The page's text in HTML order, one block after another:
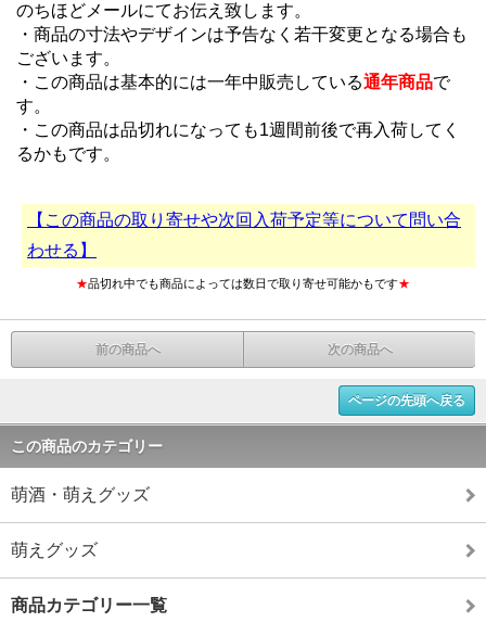
のちほどメールにてお伝え致します。
・商品の寸法やデザインは予告なく若干変更となる場合も
ございます。
・この商品は基本的には一年中販売している通年商品で
す。
・この商品は品切れになっても1週間前後で再入荷してく
るかもです。
【この商品の取り寄せや次回入荷予定等について問い合
わせる】
★品切れ中でも商品によっては数日で取り寄せ可能かもです★
前の商品へ 次の商品へ
ページの先頭へ戻る
この商品のカテゴリー
萌酒・萌えグッズ
萌えグッズ
商品カテゴリー一覧